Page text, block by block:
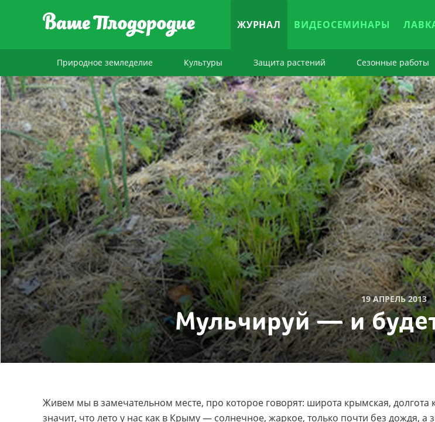
ЖУРНАЛ ВИДЕОСЕМИНАРЫ
Природное земледелие Культуры Защита растений Сезонные работы
19 АПРЕЛЬ 2013
Мульчируй — и
Живем мы в замечательном месте, про которое говорят: широта крымская, долгота
значит, что лето у нас как в Крыму — солнечное, жаркое, только почти без дождя, а